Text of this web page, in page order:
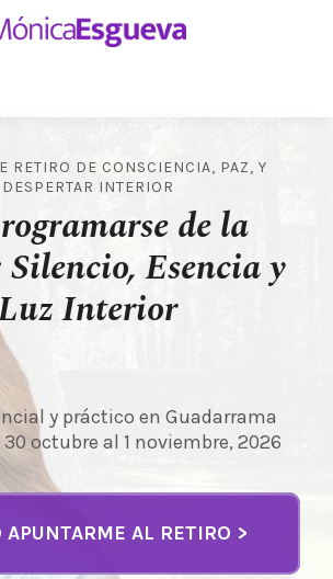
RETIRO DE CONSCIENCIA, PAZ, Y
DESPERTAR INTERIOR
de la
Esencia y
Interior
y práctico en Guadarrama
octubre al 1 noviembre, 2026
APUNTARME AL RETIRO >